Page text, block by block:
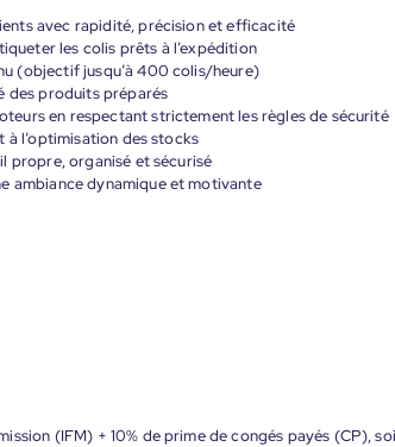
avec rapidité, précision et efficacité
les colis prêts à l’expédition
(objectif jusqu’à 400 colis/heure)
des produits préparés
en respectant strictement les règles de sécurité
l’optimisation des stocks
propre, organisé et sécurisé
ambiance dynamique et motivante
(IFM) + 10% de prime de congés payés (CP),